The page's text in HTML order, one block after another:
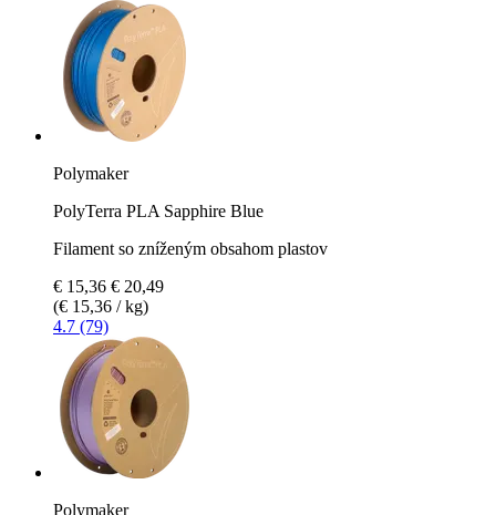
Polymaker
PolyTerra PLA Sapphire Blue
Filament so zníženým obsahom plastov
€ 15,36 € 20,49
(€ 15,36 / kg)
4.7 (79)
Polymaker